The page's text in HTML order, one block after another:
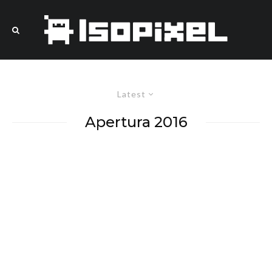
Latest
Apertura 2016